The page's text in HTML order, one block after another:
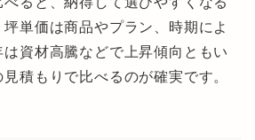
単価は商品やプラン、時期によ
資材高騰などで上昇傾向ともい
積もりで比べるのが確実です。